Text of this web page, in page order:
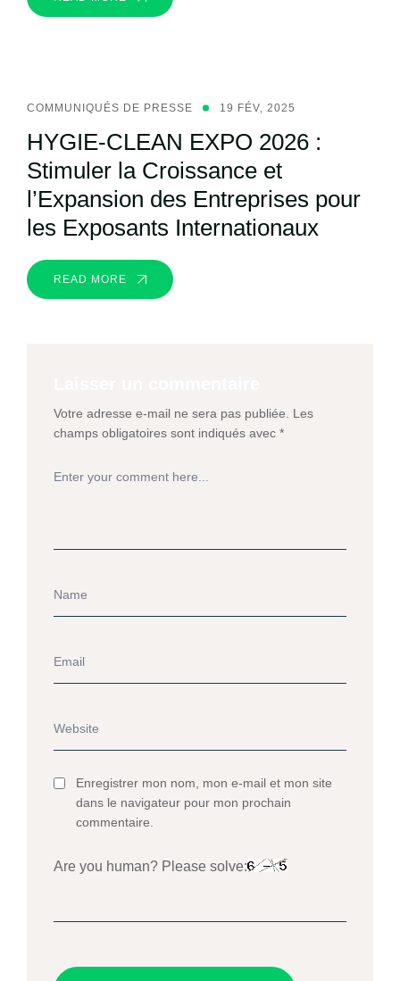
COMMUNIQUÉS DE PRESSE 19 FÉV, 2025
HYGIE-CLEAN EXPO 2026 :
Stimuler la Croissance et
l’Expansion des Entreprises pour
les Exposants Internationaux
READ MORE
Votre adresse e-mail ne sera pas publiée.
Les
champs obligatoires sont indiqués avec *
Enregistrer mon nom, mon e-mail et mon site
dans le navigateur pour mon prochain
commentaire.
Are you human? Please solve: